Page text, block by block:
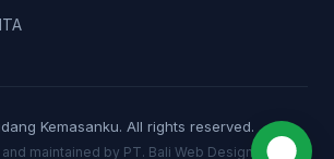
Kemasanku. All rights reserved.
maintained by PT. Bali Web Design